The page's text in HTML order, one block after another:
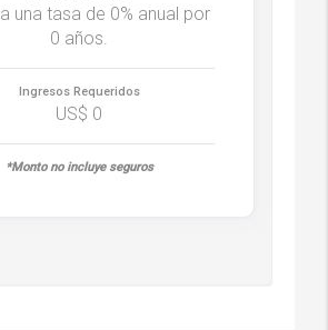
a una tasa de 0% anual por
0 años.
Ingresos Requeridos
US$ 0
Monto no incluye seguros